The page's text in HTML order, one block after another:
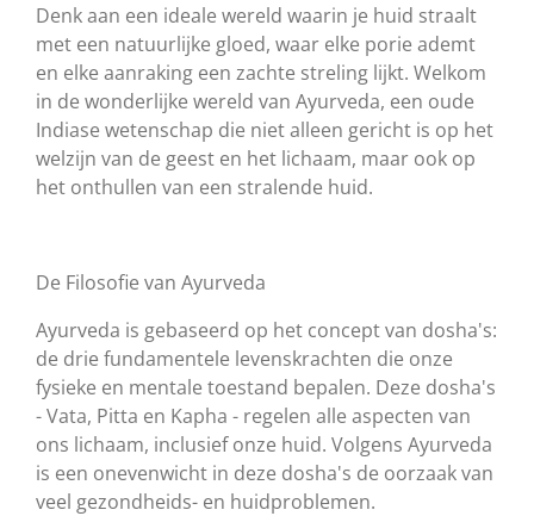
Denk aan een ideale wereld waarin je huid straalt
met een natuurlijke gloed, waar elke porie ademt
en elke aanraking een zachte streling lijkt. Welkom
in de wonderlijke wereld van Ayurveda, een oude
Indiase wetenschap die niet alleen gericht is op het
welzijn van de geest en het lichaam, maar ook op
het onthullen van een stralende huid.
De Filosofie van Ayurveda
Ayurveda is gebaseerd op het concept van dosha's:
de drie fundamentele levenskrachten die onze
fysieke en mentale toestand bepalen. Deze dosha's
- Vata, Pitta en Kapha - regelen alle aspecten van
ons lichaam, inclusief onze huid. Volgens Ayurveda
is een onevenwicht in deze dosha's de oorzaak van
veel gezondheids- en huidproblemen.